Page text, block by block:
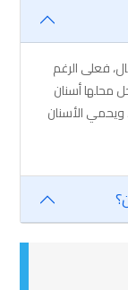
فعلى الرغم
أسنان
ويحمي الأسنان